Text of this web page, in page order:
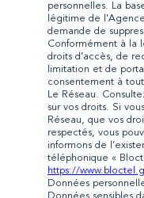
personnelles. La
légitime de
demande de
Conformément à la
droits d’accès, de
limitation et de
consentement à
Le Réseau.
sur vos droits. Si
Réseau, que vos
respectés, vous
informons de
téléphonique «
https://
Données